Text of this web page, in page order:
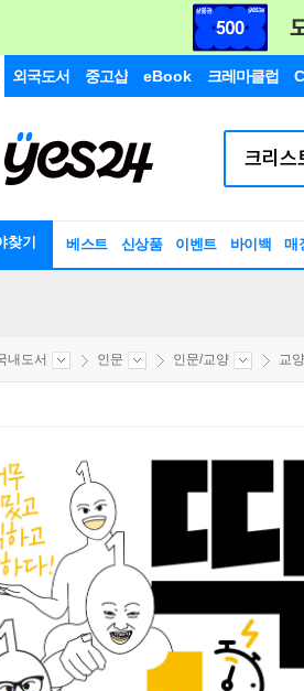
외국도서 중고샵 eBook 크레마클럽
찾기 베스트 신상품 이벤트 바이백 매
내도서 인문 인문/교양 교